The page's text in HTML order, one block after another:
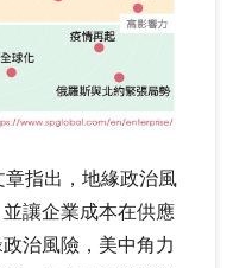
指出，地緣政治風
讓企業成本在供應
治風險，美中角力